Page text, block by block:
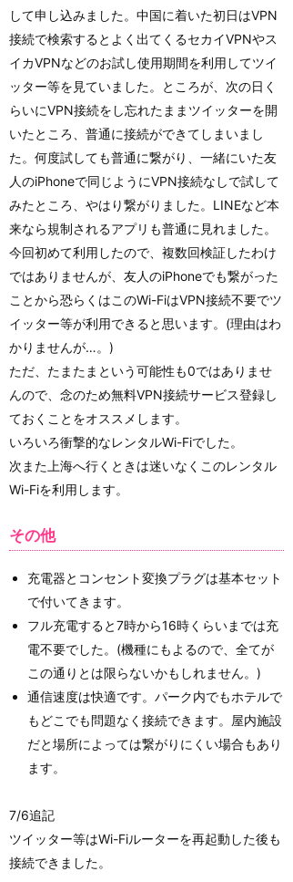
して申し込みました。中国に着いた初日はVPN
接続で検索するとよく出てくるセカイVPNやス
イカVPNなどのお試し使用期間を利用してツイ
ッター等を見ていました。ところが、次の日く
らいにVPN接続をし忘れたままツイッターを開
いたところ、普通に接続ができてしまいまし
た。何度試しても普通に繋がり、一緒にいた友
人のiPhoneで同じようにVPN接続なしで試して
みたところ、やはり繋がりました。LINEなど本
来なら規制されるアプリも普通に見れました。
今回初めて利用したので、複数回検証したわけ
ではありませんが、友人のiPhoneでも繋がった
ことから恐らくはこのWi-FiはVPN接続不要でツ
イッター等が利用できると思います。(理由はわ
かりませんが…。)
ただ、たまたまという可能性も0ではありませ
んので、念のため無料VPN接続サービス登録し
ておくことをオススメします。
いろいろ衝撃的なレンタルWi-Fiでした。
次また上海へ行くときは迷いなくこのレンタル
Wi-Fiを利用します。
その他
充電器とコンセント変換プラグは基本セット
で付いてきます。
フル充電すると7時から16時くらいまでは充
電不要でした。(機種にもよるので、全てが
この通りとは限らないかもしれません。)
通信速度は快適です。パーク内でもホテルで
もどこでも問題なく接続できます。屋内施設
だと場所によっては繋がりにくい場合もあり
ます。
7/6追記
ツイッター等はWi-Fiルーターを再起動した後も
接続できました。